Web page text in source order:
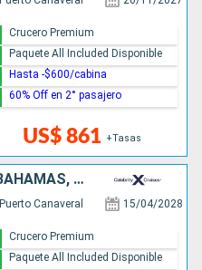
US$ 861 +Tasas
Crucero Premium
Paquete All Included Disponible
Hasta -$600/cabina
60% Off en 2° pasajero
REPÚBLICA DOMINICANA, BAHAMAS, ESTADOS UNIDOS
Puerto Canaveral 15/04/2028
Crucero Premium
Paquete All Included Disponible